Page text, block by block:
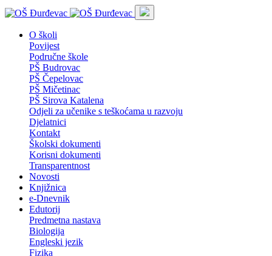
O školi
Povijest
Područne škole
PŠ Budrovac
PŠ Čepelovac
PŠ Mičetinac
PŠ Sirova Katalena
Odjeli za učenike s teškoćama u razvoju
Djelatnici
Kontakt
Školski dokumenti
Korisni dokumenti
Transparentnost
Novosti
Knjižnica
e-Dnevnik
Edutorij
Predmetna nastava
Biologija
Engleski jezik
Fizika